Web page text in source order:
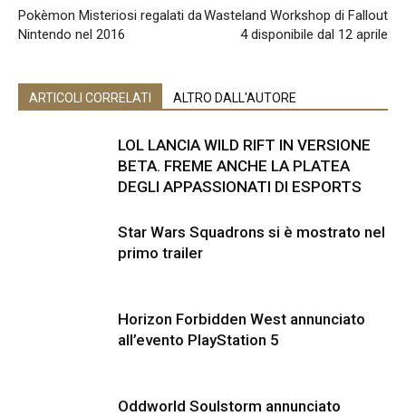
Pokèmon Misteriosi regalati da
Nintendo nel 2016
Wasteland Workshop di Fallout
4 disponibile dal 12 aprile
ARTICOLI CORRELATI ALTRO DALL'AUTORE
LOL LANCIA WILD RIFT IN VERSIONE
BETA. FREME ANCHE LA PLATEA
DEGLI APPASSIONATI DI ESPORTS
Star Wars Squadrons si è mostrato nel
primo trailer
Horizon Forbidden West annunciato
all’evento PlayStation 5
Oddworld Soulstorm annunciato